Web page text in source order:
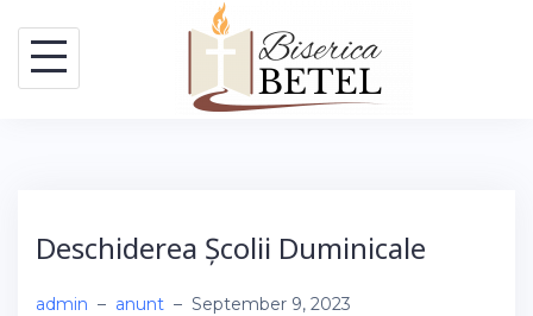
content
Deschiderea Școlii Duminicale
admin – anunt – September 9, 2023